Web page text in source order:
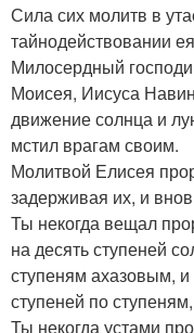
Сила сих молитв в
тайнодействовании
Милосердный
Моисея, Иисуса
движение солнца и
мстил врагам своим.
Молитвой Елисея
задерживая их, и
Ты некогда вещал
на десять ступеней
ступеням ахазовым, и
ступеней по
Ты некогда устами